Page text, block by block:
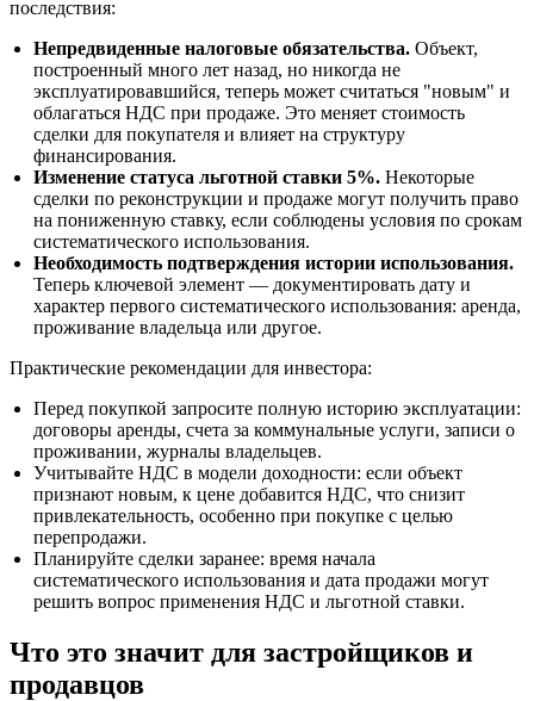
последствия:
Непредвиденные налоговые обязательства. Объект,
построенный много лет назад, но никогда не
эксплуатировавшийся, теперь может считаться "новым" и
облагаться НДС при продаже. Это меняет стоимость
сделки для покупателя и влияет на структуру
финансирования.
Изменение статуса льготной ставки 5%. Некоторые
сделки по реконструкции и продаже могут получить право
на пониженную ставку, если соблюдены условия по срокам
систематического использования.
Необходимость подтверждения истории использования.
Теперь ключевой элемент — документировать дату и
характер первого систематического использования: аренда,
проживание владельца или другое.
Практические рекомендации для инвестора:
Перед покупкой запросите полную историю эксплуатации:
договоры аренды, счета за коммунальные услуги, записи о
проживании, журналы владельцев.
Учитывайте НДС в модели доходности: если объект
признают новым, к цене добавится НДС, что снизит
привлекательность, особенно при покупке с целью
перепродажи.
Планируйте сделки заранее: время начала
систематического использования и дата продажи могут
решить вопрос применения НДС и льготной ставки.
Что это значит для застройщиков и
продавцов